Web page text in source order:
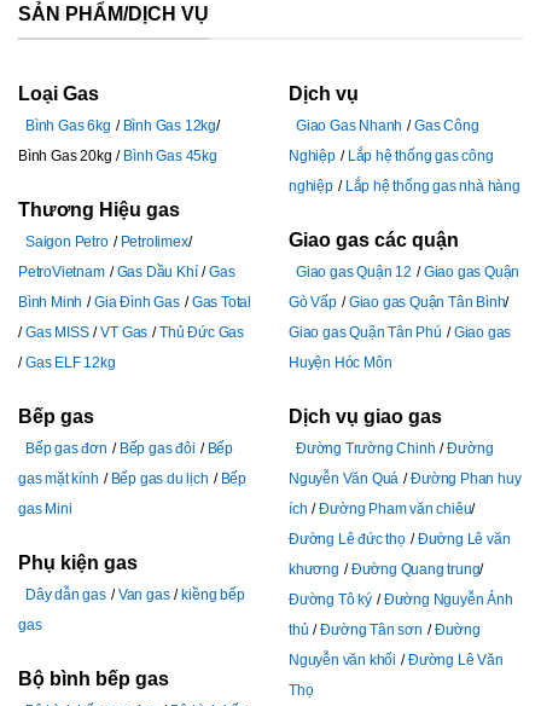
SẢN PHẨM/DỊCH VỤ
Loại Gas
Bình Gas 6kg
Bình Gas 12kg
Bình Gas 20kg
Bình Gas 45kg
Thương Hiệu gas
Saigon Petro
Petrolimex
PetroVietnam
Gas Dầu Khí
Gas
Bình Minh
Gia Đình Gas
Gas Total
Gas MISS
VT Gas
Thủ Đức Gas
Gas ELF 12kg
Bếp gas
Bếp gas đơn Bếp gas đôi
Bếp
gas mặt kính
Bếp gas du lịch
Bếp
gas Mini
Phụ kiện gas
Dây dẫn gas Van gas
kiềng bếp
gas
Bộ bình bếp gas
Dịch vụ
Giao Gas Nhanh
Gas Công
Nghiệp
Lắp hệ thống gas công
nghiệp
Lắp hệ thống gas nhà hàng
Giao gas các quận
Giao gas Quận 12
Giao gas Quận
Gò Vấp
Giao gas Quận Tân Bình
Giao gas Quận Tân Phú
Giao gas
Huyện Hóc Môn
Dịch vụ giao gas
Đường Trường Chinh
Đường
Nguyễn Văn Quá
Đường Phan huy
ích
Đường Pham văn chiêu
Đường Lê đức thọ
Đường Lê văn
khương
Đường Quang trung
Đường Tô ký
Đường Nguyễn Ảnh
thủ
Đường Tân sơn
Đường
Nguyễn văn khối
Đường Lê Văn
Thọ